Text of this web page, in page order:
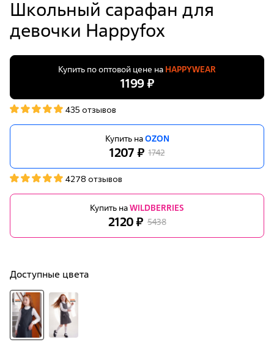
Школьный сарафан для
девочки Happyfox
Купить по оптовой цене на HAPPYWEAR
1199 ₽
435 отзывов
Купить наOZON
1207 ₽ 1742
4278 отзывов
Купить наWILDBERRIES
2120 ₽ 5438
Доступные цвета